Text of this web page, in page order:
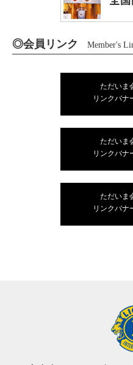
◎会員リンク Member's
ただいま
リンクバナ
ただいま
リンクバナ
ただいま
リンクバナ